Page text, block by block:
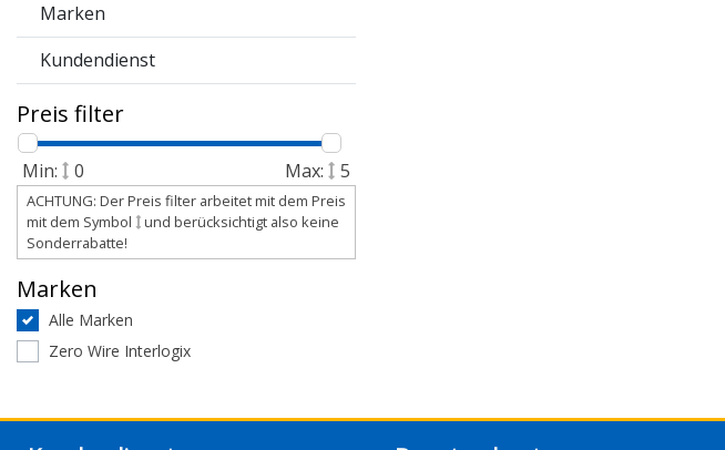
Marken
Kundendienst
Preis filter
Min: 0 Max: 5
ACHTUNG: Der Preis filter arbeitet mit dem Preis
mit dem Symbol
und berücksichtigt also keine
Sonderrabatte!
Marken
Alle Marken
Zero Wire Interlogix